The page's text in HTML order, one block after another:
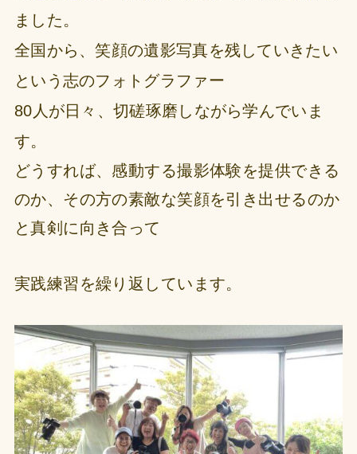
ました。
全国から、笑顔の遺影写真を残していきたい
という志のフォトグラファー
80人が日々、切磋琢磨しながら学んでいま
す。
どうすれば、感動する撮影体験を提供できる
のか、その方の素敵な笑顔を引き出せるのか
と真剣に向き合って
実践練習を繰り返しています。